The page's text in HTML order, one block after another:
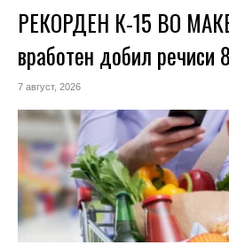
РЕКОРДЕН К-15 ВО
вработен добил речиси
7 август, 2026